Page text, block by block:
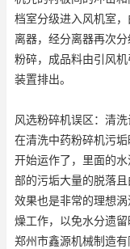
档室分级进入风机室
离器，经分离器再次
粉碎，成品料由引风
装置排出。
风选粉碎机误区：清
在清洗中药粉碎机污
开始运作了，里面的
部的污垢大量的脱落且
效果也是非常的理想涡
燥工作，以免水分遗留
郑州市鑫源机械制造